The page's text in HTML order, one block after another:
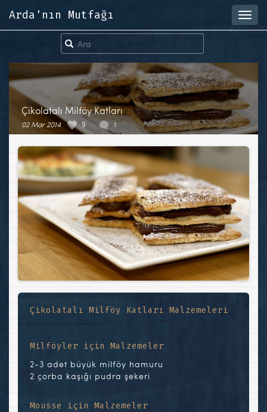
Arda'nın Mutfağı
Çikolatalı Milföy Katları
02 Mar 2014 9 1
Çikolatalı Milföy Katları Malzemeleri
Milföyler için Malzemeler
2-3 adet büyük milföy hamuru
2 çorba kaşığı pudra şekeri
Mousse için Malzemeler